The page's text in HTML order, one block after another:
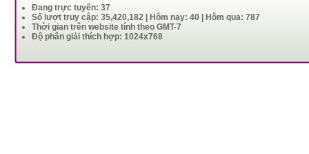
Đang trực tuyến: 37
Số lượt truy cập: 35,420,182 | Hôm nay: 40 | Hôm qua: 787
Thời gian trên website tính theo GMT-7
Độ phân giải thích hợp: 1024x768